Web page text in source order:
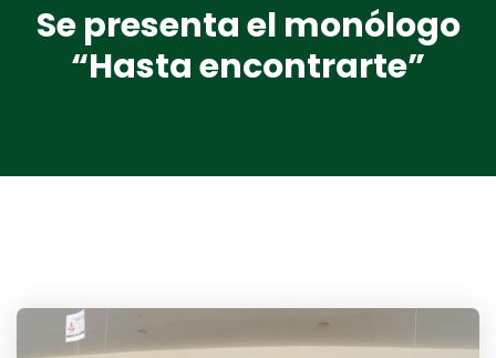
Se presenta el monólogo
“Hasta encontrarte”